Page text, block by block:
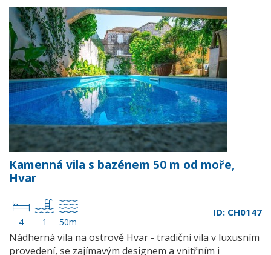
Kamenná vila s bazénem 50 m od moře,
Hvar
4 1 50m
ID: CH0147
Nádherná vila na ostrově Hvar - tradiční vila v luxusním
provedení, se zajímavým designem a vnitřním i